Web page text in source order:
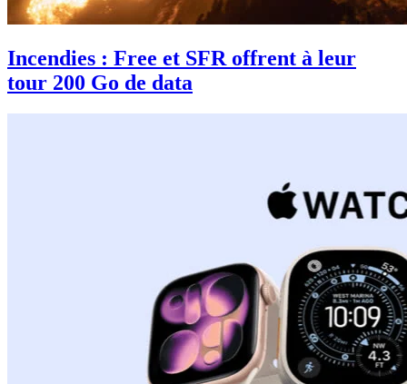
Incendies : Free et SFR offrent à leur
tour 200 Go de data